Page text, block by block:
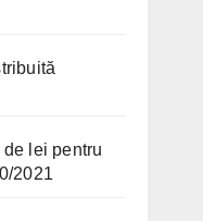
lei pentru
2021